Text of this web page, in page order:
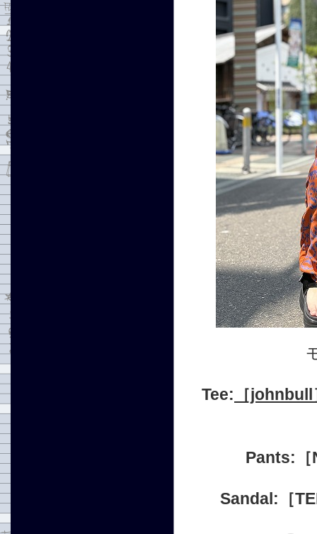
Tee: ［
Pants:
Sandal:［